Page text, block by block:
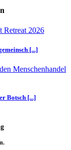
[...]
Botsch [...]